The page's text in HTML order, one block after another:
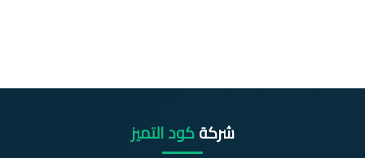
شركةكود التميز